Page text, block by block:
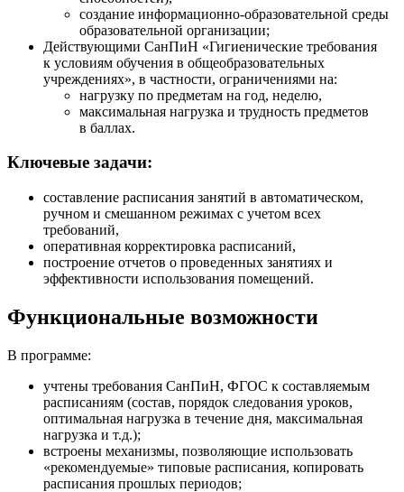
создание информационно-образовательной среды
образовательной организации;
Действующими СанПиН «Гигиенические требования
к условиям обучения в общеобразовательных
учреждениях», в частности, ограничениями на:
нагрузку по предметам на год, неделю,
максимальная нагрузка и трудность предметов
в баллах.
Ключевые задачи:
составление расписания занятий в автоматическом,
ручном и смешанном режимах с учетом всех
требований,
оперативная корректировка расписаний,
построение отчетов о проведенных занятиях и
эффективности использования помещений.
Функциональные возможности
В программе:
учтены требования СанПиН, ФГОС к составляемым
расписаниям (состав, порядок следования уроков,
оптимальная нагрузка в течение дня, максимальная
нагрузка и т.д.);
встроены механизмы, позволяющие использовать
«рекомендуемые» типовые расписания, копировать
расписания прошлых периодов;